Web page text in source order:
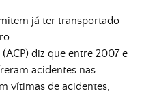
já ter transportado
diz que entre 2007 e
acidentes nas
vítimas de acidentes,